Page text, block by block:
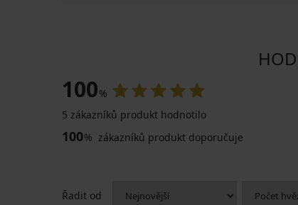
100%
5 zákazníků produkt hodnotilo
100% zákazníků produkt doporučuje
Řadit od